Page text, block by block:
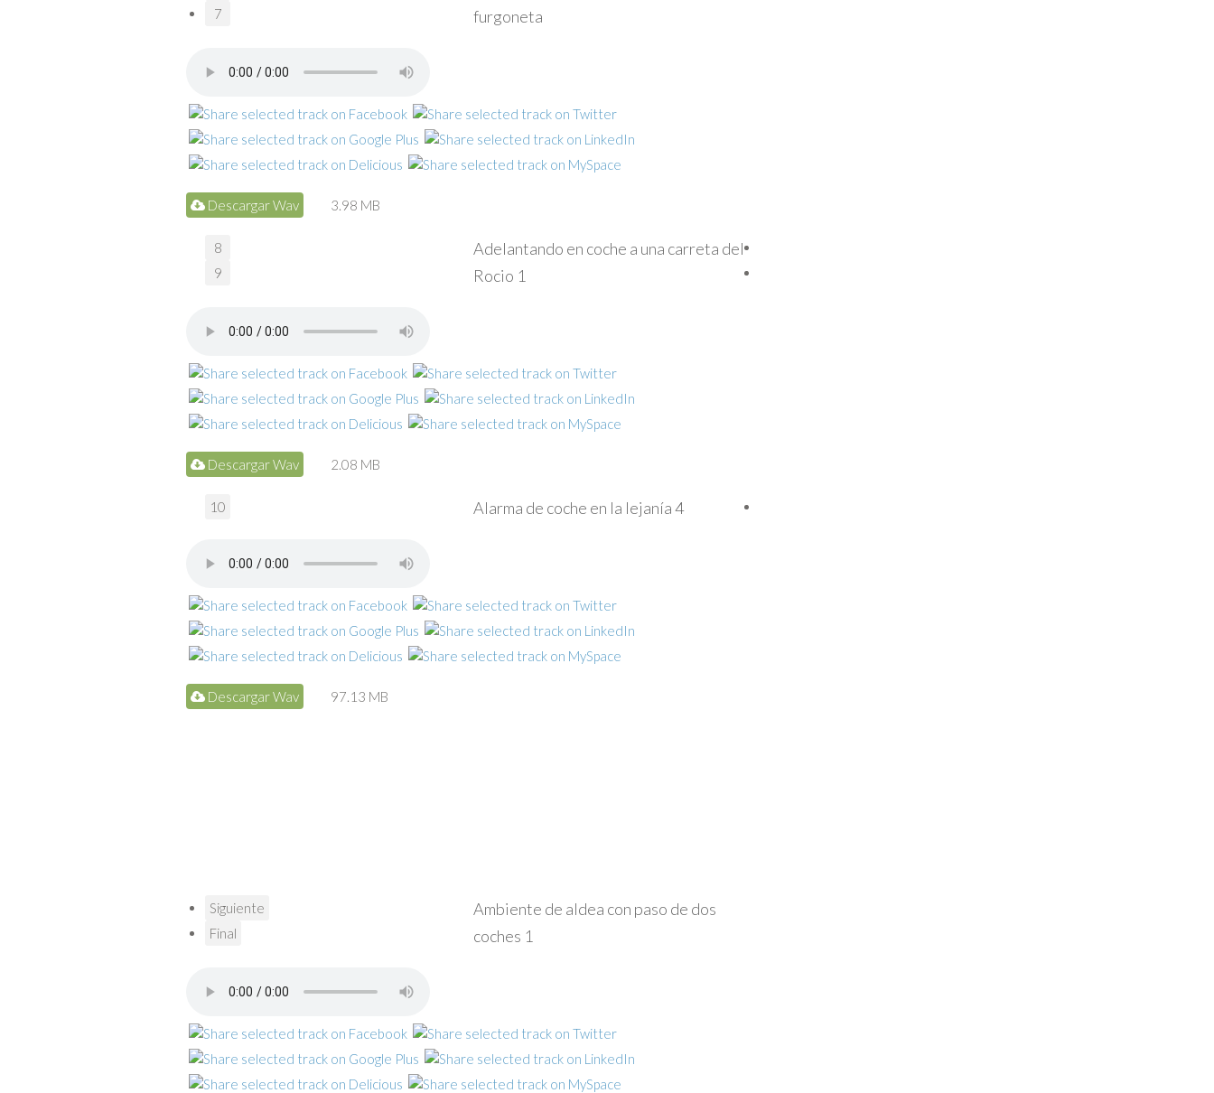
furgoneta
Descargar Wav 3.98 MB
Adelantando en coche a una carreta del
Rocio 1
Descargar Wav 2.08 MB
Alarma de coche en la lejanía 4
Descargar Wav 97.13 MB
Ambiente de aldea con paso de dos
coches 1
7
8
9
10
Siguiente
Final